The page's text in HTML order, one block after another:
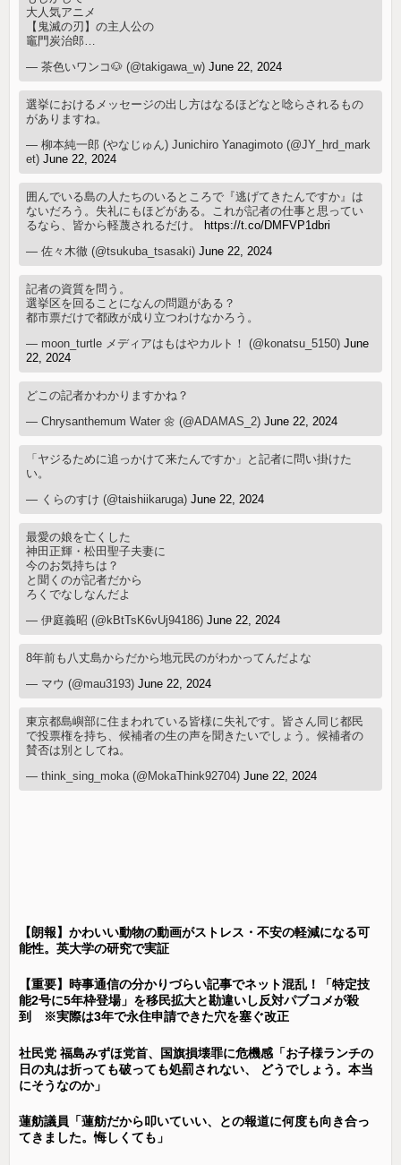
大人気アニメ
【鬼滅の刃】の主人公の
竈門炭治郎…
— 茶色いワンコ🐶 (@takigawa_w)June 22, 2024
選挙におけるメッセージの出し方はなるほどなと唸らされるもの
がありますね。
— 柳本純一郎 (やなじゅん) Junichiro Yanagimoto (@JY_hrd_mark
et)June 22, 2024
囲んでいる島の人たちのいるところで『逃げてきたんですか』は
ないだろう。失礼にもほどがある。これが記者の仕事と思ってい
るなら、皆から軽蔑されるだけ。 https://t.co/DMFVP1dbri
— 佐々木徹 (@tsukuba_tsasaki)June 22, 2024
記者の資質を問う。
選挙区を回ることになんの問題がある？
都市票だけで都政が成り立つわけなかろう。
— moon_turtle メディアはもはやカルト！ (@konatsu_5150)June
22, 2024
どこの記者かわかりますかね？
— Chrysanthemum Water 🌼 (@ADAMAS_2)June 22, 2024
「ヤジるために追っかけて来たんですか」と記者に問い掛けた
い。
— くらのすけ (@taishiikaruga)June 22, 2024
最愛の娘を亡くした
神田正輝・松田聖子夫妻に
今のお気持ちは？
と聞くのが記者だから
ろくでなしなんだよ
— 伊庭義昭 (@kBtTsK6vUj94186)June 22, 2024
8年前も八丈島からだから地元民のがわかってんだよな
— マウ (@mau3193)June 22, 2024
東京都島嶼部に住まわれている皆様に失礼です。皆さん同じ都民
で投票権を持ち、候補者の生の声を聞きたいでしょう。候補者の
賛否は別としてね。
— think_sing_moka (@MokaThink92704)June 22, 2024
【朗報】かわいい動物の動画がストレス・不安の軽減になる可
能性。英大学の研究で実証
【重要】時事通信の分かりづらい記事でネット混乱！「特定技
能2号に5年枠登場」を移民拡大と勘違いし反対パブコメが殺
到 ※実際は3年で永住申請できた穴を塞ぐ改正
社民党 福島みずほ党首、国旗損壊罪に危機感「お子様ランチの
日の丸は折っても破っても処罰されない、 どうでしょう。本当
にそうなのか」
蓮舫議員「蓮舫だから叩いていい、との報道に何度も向き合っ
てきました。悔しくても」